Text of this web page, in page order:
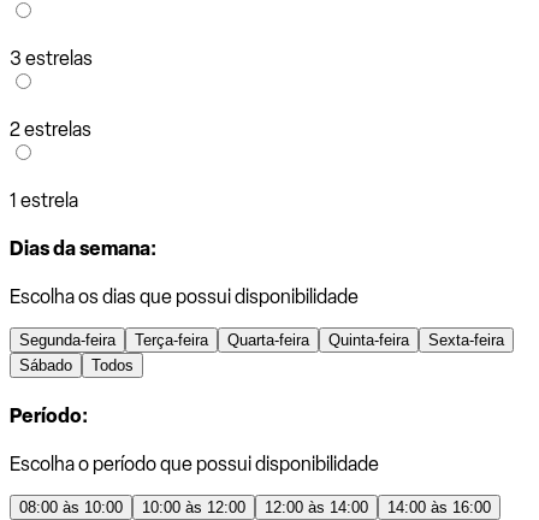
3 estrelas
2 estrelas
1 estrela
Dias da semana:
Escolha os dias que possui disponibilidade
Segunda-feira Terça-feira Quarta-feira Quinta-feira
Sexta-feira
Sábado
Todos
Período:
Escolha o período que possui disponibilidade
08:00 às 10:00 10:00 às 12:00 12:00 às 14:00
14:00 às 16:00